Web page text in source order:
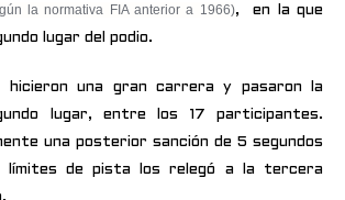
la normativa FIA anterior a 1966), en la que
lugar del podio.
hicieron una gran carrera y pasaron la
lugar, entre los 17 participantes.
una posterior sanción de 5 segundos
límites de pista los relegó a la tercera